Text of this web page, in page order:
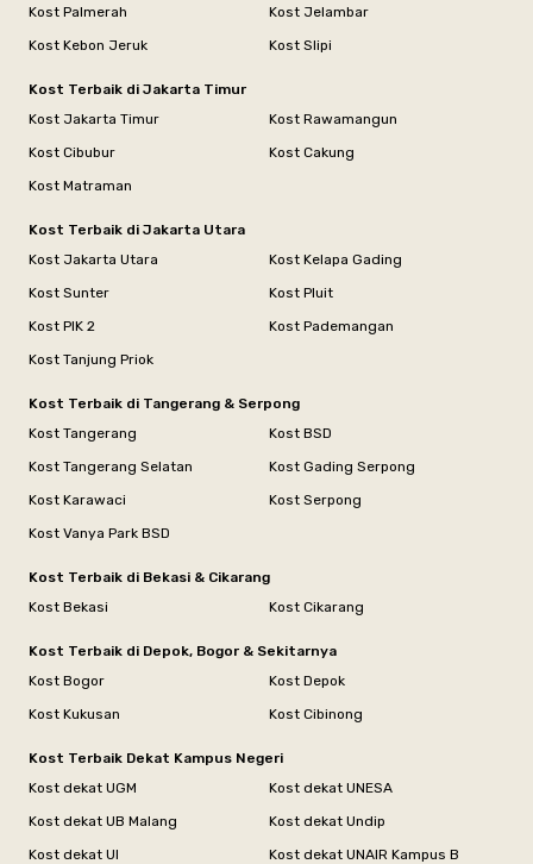
Kost Palmerah
Kost Jelambar
Kost Kebon Jeruk
Kost Slipi
Kost Terbaik di Jakarta Timur
Kost Jakarta Timur
Kost Rawamangun
Kost Cibubur
Kost Cakung
Kost Matraman
Kost Terbaik di Jakarta Utara
Kost Jakarta Utara
Kost Kelapa Gading
Kost Sunter
Kost Pluit
Kost PIK 2
Kost Pademangan
Kost Tanjung Priok
Kost Terbaik di Tangerang & Serpong
Kost Tangerang
Kost BSD
Kost Tangerang Selatan
Kost Gading Serpong
Kost Karawaci
Kost Serpong
Kost Vanya Park BSD
Kost Terbaik di Bekasi & Cikarang
Kost Bekasi
Kost Cikarang
Kost Terbaik di Depok, Bogor & Sekitarnya
Kost Bogor
Kost Depok
Kost Kukusan
Kost Cibinong
Kost Terbaik Dekat Kampus Negeri
Kost dekat UGM
Kost dekat UNESA
Kost dekat UB Malang
Kost dekat Undip
Kost dekat UI
Kost dekat UNAIR Kampus B